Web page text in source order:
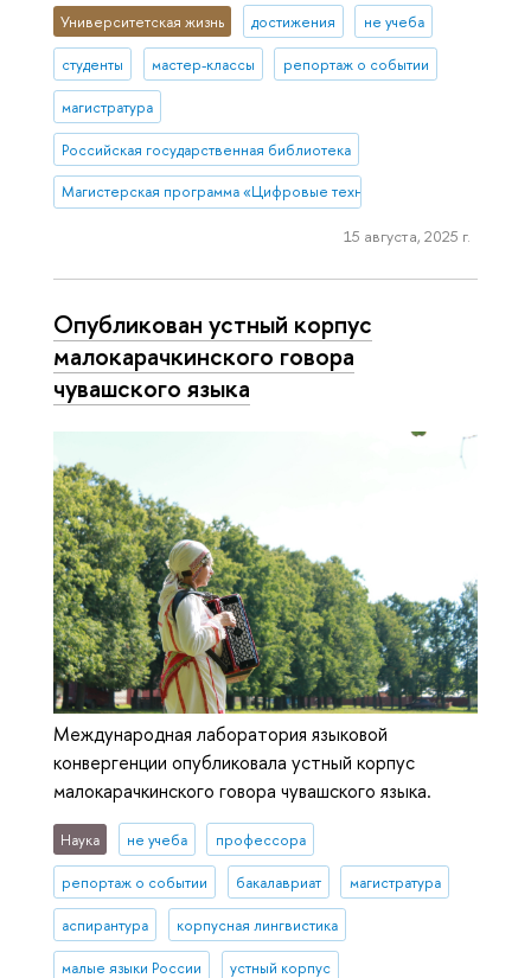
Университетская жизнь достижения не учеба
студенты мастер-классы репортаж о событии
магистратура
Российская государственная библиотека
Магистерская программа «Цифровые технологии в гуманитарных
15 августа, 2025 г.
Опубликован устный корпус
малокарачкинского говора
чувашского языка
Международная лаборатория языковой
конвергенции опубликовала устный корпус
малокарачкинского говора чувашского языка.
Наука не учеба профессора
репортаж о событии бакалавриат магистратура
аспирантура корпусная лингвистика
малые языки России устный корпус